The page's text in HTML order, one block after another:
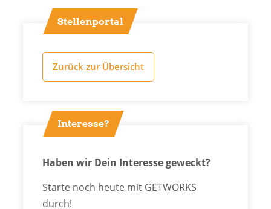
Stellenportal
Zurück zur Übersicht
Interesse?
Haben wir Dein Interesse geweckt?
Starte noch heute mit GETWORKS
durch!